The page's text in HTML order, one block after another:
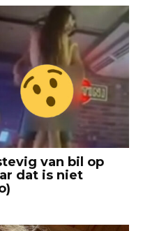
van bil op
dat is niet